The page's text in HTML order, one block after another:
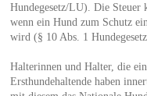
Hundegesetz/LU). Die Steuer
wenn ein Hund zum Schutz
wird (§ 10 Abs. 1
Halterinnen und Halter, die
Ersthundehaltende haben